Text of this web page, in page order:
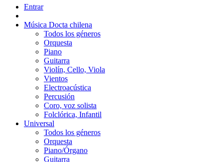
Entrar
Música Docta chilena
Todos los géneros
Orquesta
Piano
Guitarra
Violín, Cello, Viola
Vientos
Electroacústica
Percusión
Coro, voz solista
Folclórica, Infantil
Universal
Todos los géneros
Orquesta
Piano/Órgano
Guitarra